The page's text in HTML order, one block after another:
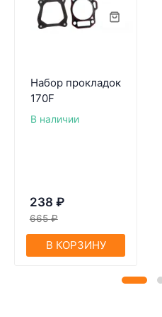
Набор прокладок
170F
В наличии
238 ₽
665 ₽
В КОРЗИНУ